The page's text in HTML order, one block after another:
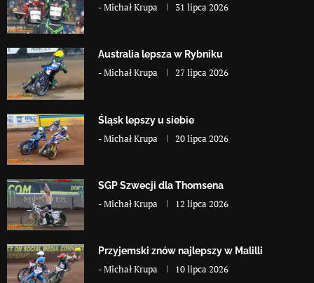
-Michał Krupa 31 lipca 2026
Australia lepsza w Rybniku
-Michał Krupa 27 lipca 2026
Śląsk lepszy u siebie
-Michał Krupa 20 lipca 2026
SGP Szwecji dla Thomsena
-Michał Krupa 12 lipca 2026
Przyjemski znów najlepszy w Malilli
-Michał Krupa 10 lipca 2026